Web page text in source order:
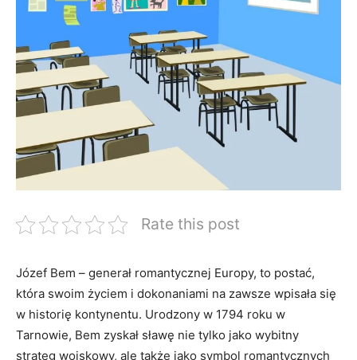
Rate this post
Józef Bem – generał romantycznej Europy, to postać,
która swoim życiem i dokonaniami na zawsze wpisała się⁣
w historię kontynentu. Urodzony w 1794 roku⁢ w
Tarnowie, Bem zyskał‌ sławę nie tylko jako wybitny
strateg wojskowy,⁣ ale także jako symbol ⁣romantycznych